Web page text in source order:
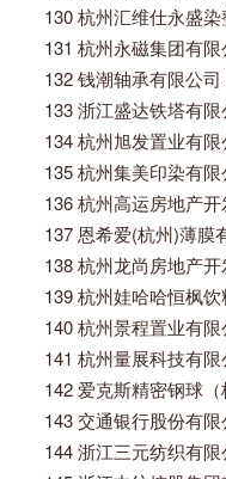
130 杭州汇维仕永盛
131 杭州永磁集团有
132 钱潮轴承有限公司
133 浙江盛达铁塔有
134 杭州旭发置业有
135 杭州集美印染有
136 杭州高运房地产
137 恩希爱(杭州)薄膜
138 杭州龙尚房地产
139 杭州娃哈哈恒枫
140 杭州景程置业有
141 杭州量展科技有
142 爱克斯精密钢球
143 交通银行股份有
144 浙江三元纺织有